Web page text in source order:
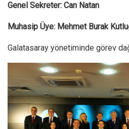
Genel Sekreter: Can Natan
Muhasip Üye: Mehmet Burak
Galatasaray yönetiminde görev